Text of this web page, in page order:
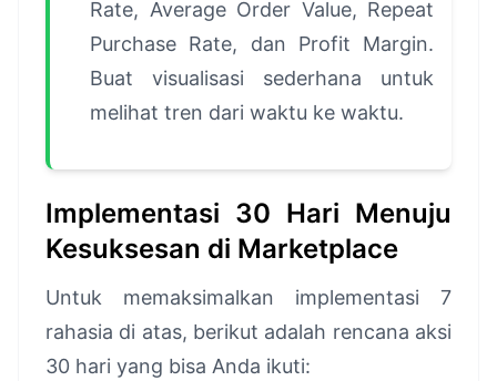
Rate, Average Order Value, Repeat
Purchase Rate, dan Profit Margin.
Buat visualisasi sederhana untuk
melihat tren dari waktu ke waktu.
Implementasi 30 Hari Menuju
Kesuksesan di Marketplace
Untuk memaksimalkan implementasi 7
rahasia di atas, berikut adalah rencana aksi
30 hari yang bisa Anda ikuti: